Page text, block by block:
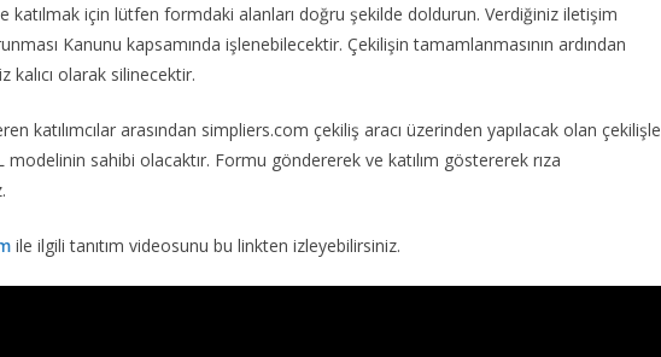
katılmak için lütfen formdaki alanları doğru şekilde doldurun. Verdiğiniz iletişim
Kanunu kapsamında işlenebilecektir. Çekilişin tamamlanmasının ardından
kalıcı olarak silinecektir.
katılımcılar arasından simpliers.com çekiliş aracı üzerinden yapılacak olan çekilişle
sahibi olacaktır. Formu göndererek ve katılım göstererek rıza
ile ilgili tanıtım videosunu bu linkten izleyebilirsiniz.